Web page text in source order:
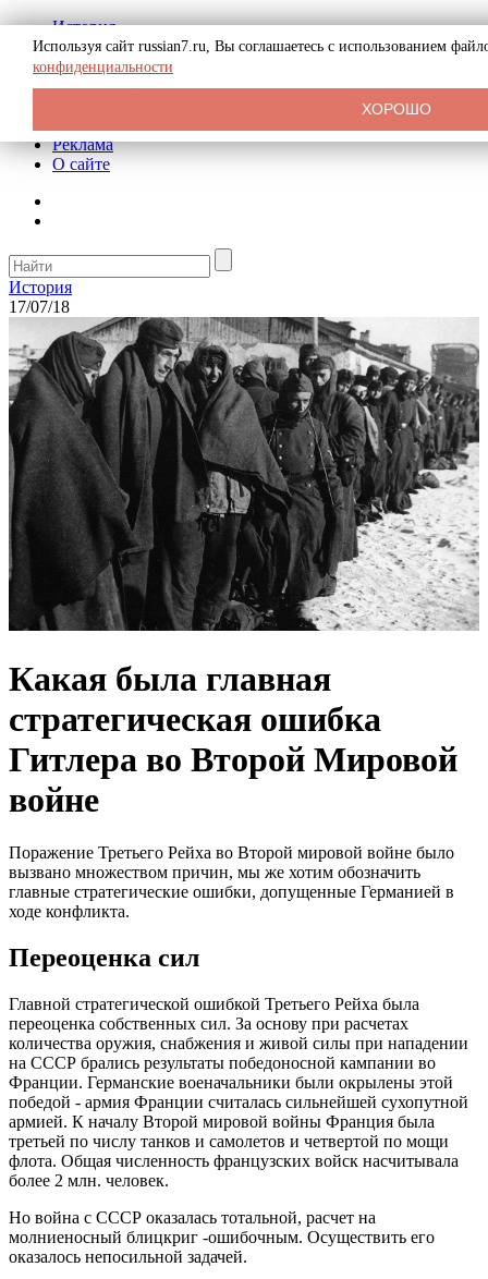
История
Биография
Криминал
СССР
Реклама
О сайте
История
17/07/18
Какая была главная
стратегическая ошибка
Гитлера во Второй Мировой
войне
Поражение Третьего Рейха во Второй мировой войне было
вызвано множеством причин, мы же хотим обозначить
главные стратегические ошибки, допущенные Германией в
ходе конфликта.
Переоценка сил
Главной стратегической ошибкой Третьего Рейха была
переоценка собственных сил. За основу при расчетах
количества оружия, снабжения и живой силы при нападении
на СССР брались результаты победоносной кампании во
Франции. Германские военачальники были окрылены этой
победой - армия Франции считалась сильнейшей сухопутной
армией. К началу Второй мировой войны Франция была
третьей по числу танков и самолетов и четвертой по мощи
флота. Общая численность французских войск насчитывала
более 2 млн. человек.
Но война с СССР оказалась тотальной, расчет на
молниеносный блицкриг -ошибочным. Осуществить его
оказалось непосильной задачей.
Используя сайт russian7.ru, Вы соглашаетесь с использованием
конфиденциальности
ХОРОШО